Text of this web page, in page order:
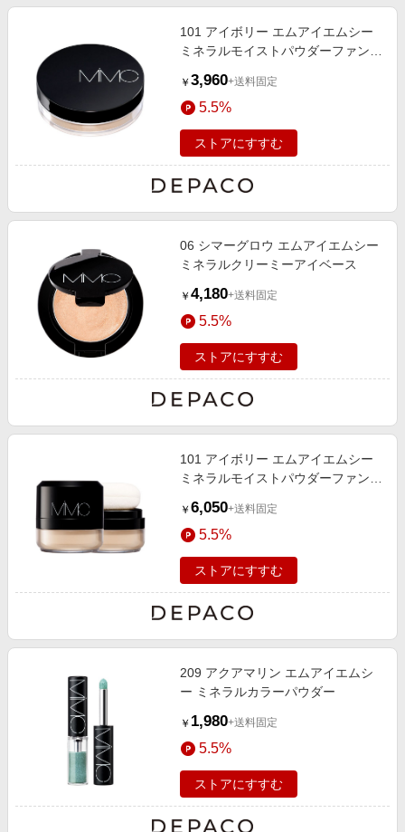
101 アイボリー エムアイエムシー
ミネラルモイストパウダーファンデ
SPF19
￥ 3,960+送料固定
5.5%
ストアにすすむ
06 シマーグロウ エムアイエムシー
ミネラルクリーミーアイベース
￥ 4,180+送料固定
5.5%
ストアにすすむ
101 アイボリー エムアイエムシー
ミネラルモイストパウダーファンデ
￥ 6,050+送料固定
5.5%
ストアにすすむ
209 アクアマリン エムアイエムシ
ー ミネラルカラーパウダー
￥ 1,980+送料固定
5.5%
ストアにすすむ